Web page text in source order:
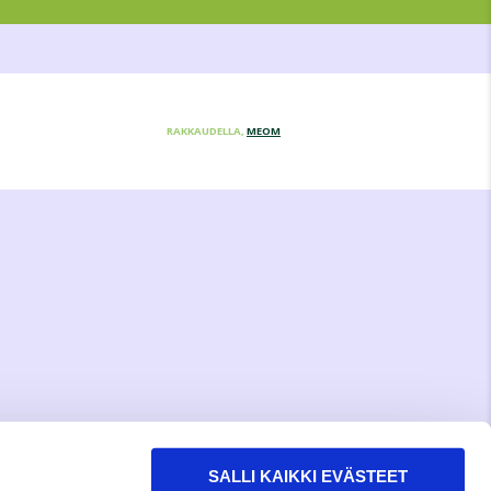
SALLI KAIKKI EVÄSTEET
RAKKAUDELLA, MEOM